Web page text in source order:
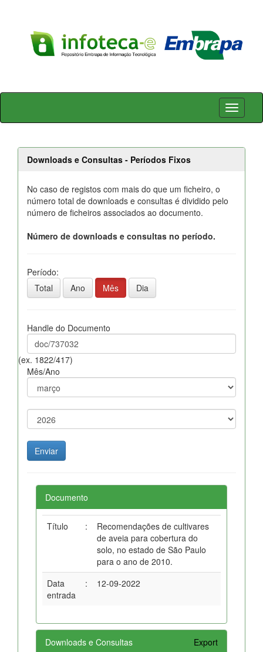
Skip
Downloads e Consultas - Períodos Fixos
No caso de registos com mais do que um ficheiro, o
número total de downloads e consultas é dividido pelo
número de ficheiros associados ao documento.
Número de downloads e consultas no período.
Período:
Total
Ano Mês Dia
Handle do Documento
(ex. 1822/417)
Mês/Ano
Documento
Título :
Recomendações de cultivares
de aveia para cobertura do
solo, no estado de São Paulo
para o ano de 2010.
Data
entrada
: 12-09-2022
Downloads e Consultas Export